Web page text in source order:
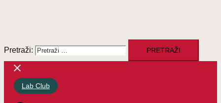
Pretraži:
Lab Club